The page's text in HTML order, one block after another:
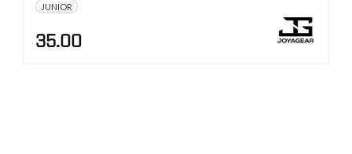
JUNIOR
35.00